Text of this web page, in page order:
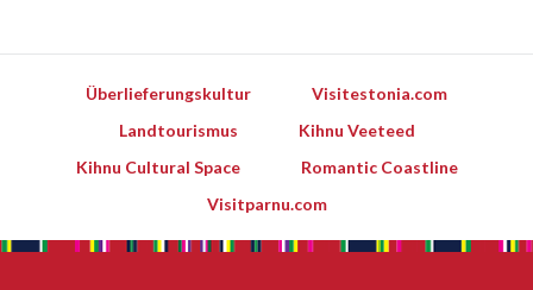
Überlieferungskultur
Visitestonia.com
Landtourismus
Kihnu Veeteed
Kihnu Cultural Space
Romantic Coastline
Visitparnu.com